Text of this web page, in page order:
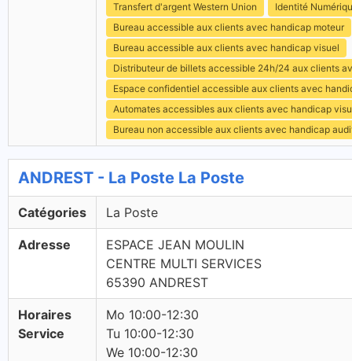
Transfert d'argent Western Union
Identité
Bureau accessible aux clients avec handicap moteur
Bureau accessible aux clients avec handicap visuel
Distributeur de billets accessible 24h/24 aux clients
Espace confidentiel accessible aux clients avec
Automates accessibles aux clients avec handicap
Bureau non accessible aux clients avec handicap
ANDREST - La Poste La Poste
Catégories La Poste
Adresse
ESPACE JEAN MOULIN
CENTRE MULTI SERVICES
65390 ANDREST
Horaires
Service
Mo 10:00-12:30
Tu 10:00-12:30
We 10:00-12:30